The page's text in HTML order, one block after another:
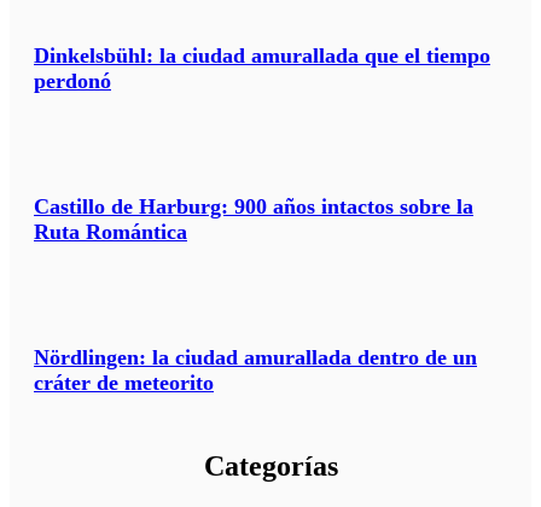
Dinkelsbühl: la ciudad amurallada que el tiempo
perdonó
Castillo de Harburg: 900 años intactos sobre la
Ruta Romántica
Nördlingen: la ciudad amurallada dentro de un
cráter de meteorito
Categorías